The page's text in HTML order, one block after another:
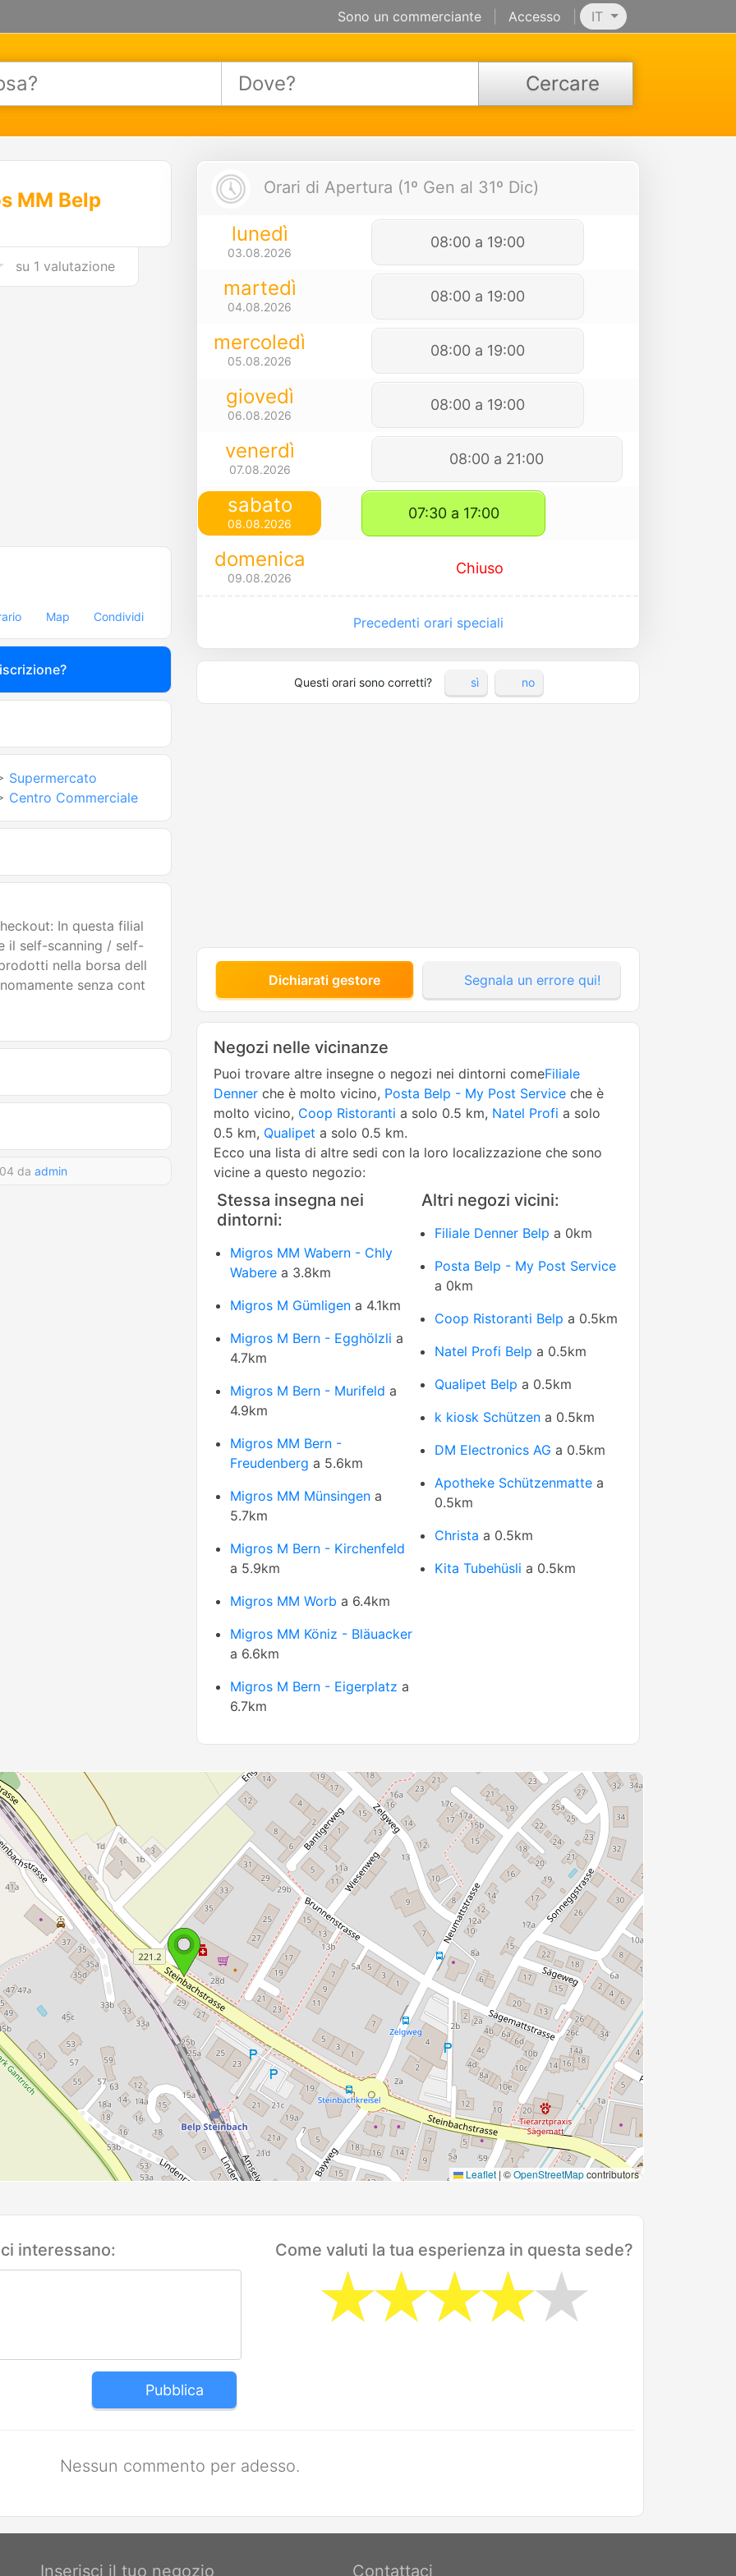
Sono un commerciante Accesso IT
Cercare
MM Belp
su 1 valutazione
Map Condividi
Supermercato
Centro Commerciale
In questa filial
il self-scanning / self-
nella borsa dell
senza cont
da admin
Orari di Apertura (1º Gen al 31º Dic)
lunedì
03.08.2026
08:00 a 19:00
martedì
04.08.2026
08:00 a 19:00
mercoledì
05.08.2026
08:00 a 19:00
giovedì
06.08.2026
08:00 a 19:00
venerdì
07.08.2026
08:00 a 21:00
sabato
08.08.2026
07:30 a 17:00
domenica
09.08.2026
Chiuso
Precedenti orari speciali
Questi orari sono corretti? sì no
Dichiarati gestore Segnala un errore qui!
Negozi nelle vicinanze
Puoi trovare altre insegne o negozi nei dintorni comeFiliale
Denner che è molto vicino, Posta Belp - My Post Service che è
molto vicino, Coop Ristoranti a solo 0.5 km, Natel Profi a solo
0.5 km, Qualipet a solo 0.5 km.
Ecco una lista di altre sedi con la loro localizzazione che sono
vicine a questo negozio:
Stessa insegna nei
dintorni:
Migros MM Wabern - Chly
Wabere a 3.8km
Migros M Gümligen a 4.1km
Migros M Bern - Egghölzli a
4.7km
Migros M Bern - Murifeld a
4.9km
Migros MM Bern -
Freudenberg a 5.6km
Migros MM Münsingen a
5.7km
Migros M Bern - Kirchenfeld
a 5.9km
Migros MM Worb a 6.4km
Migros MM Köniz - Bläuacker
a 6.6km
Migros M Bern - Eigerplatz a
6.7km
Altri negozi vicini:
Filiale Denner Belp a 0km
Posta Belp - My Post Service
a 0km
Coop Ristoranti Belp a 0.5km
Natel Profi Belp a 0.5km
Qualipet Belp a 0.5km
k kiosk Schützen a 0.5km
DM Electronics AG a 0.5km
Apotheke Schützenmatte a
0.5km
Christa a 0.5km
Kita Tubehüsli a 0.5km
Leaflet | ©OpenStreetMapcontributors
Come valuti la tua esperienza in questa sede?
interessano:
Pubblica
Nessun commento per adesso.
Inserisci il tuo negozio Contattaci